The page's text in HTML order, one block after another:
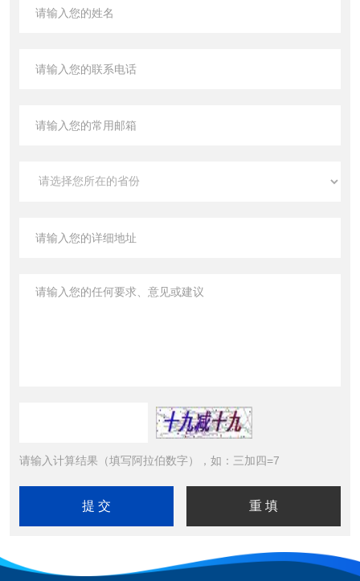
请输入计算结果（填写阿拉伯数字），如：三加四=7